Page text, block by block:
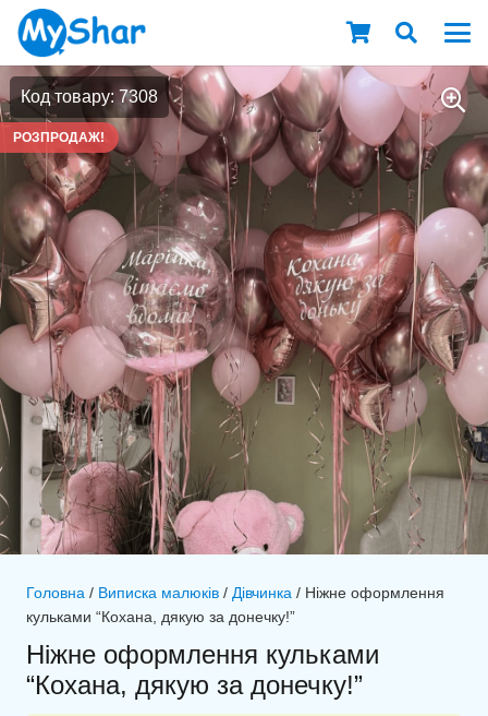
Код товару: 7308
РОЗПРОДАЖ!
Головна / Виписка малюків / Дівчинка / Ніжне оформлення
кульками “Кохана, дякую за донечку!”
Ніжне оформлення кульками
“Кохана, дякую за донечку!”